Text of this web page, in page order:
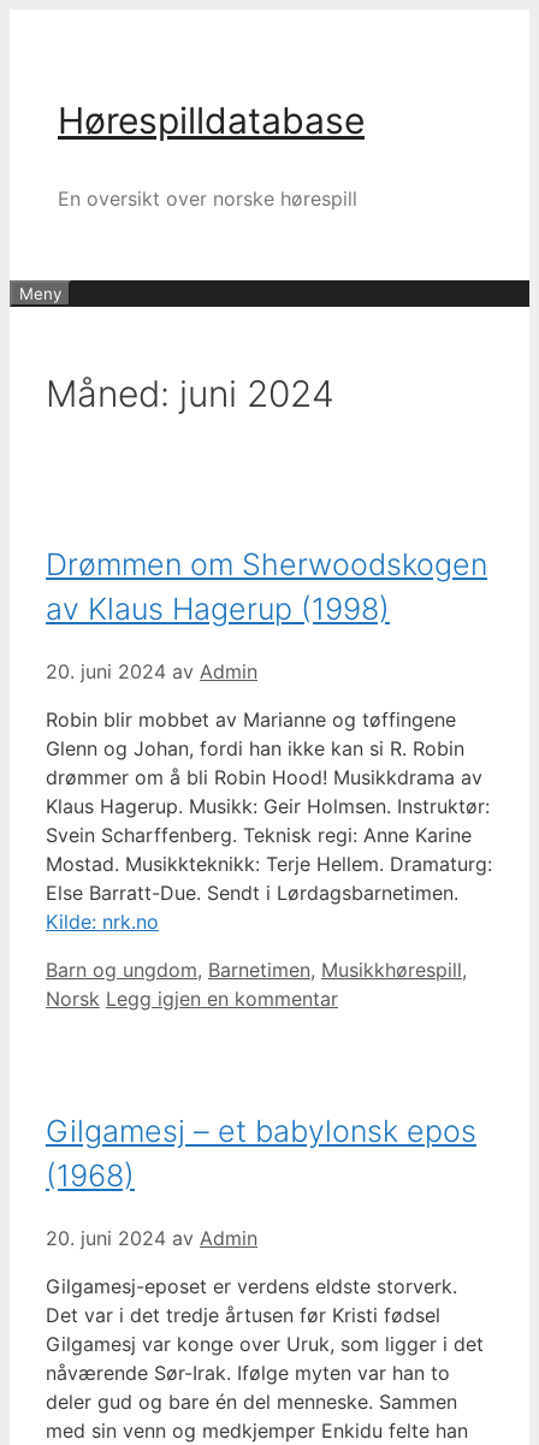
Hørespilldatabase
En oversikt over norske hørespill
Meny
Måned: juni 2024
Drømmen om Sherwoodskogen
av Klaus Hagerup (1998)
20. juni 2024 av Admin
Robin blir mobbet av Marianne og tøffingene
Glenn og Johan, fordi han ikke kan si R. Robin
drømmer om å bli Robin Hood! Musikkdrama av
Klaus Hagerup. Musikk: Geir Holmsen. Instruktør:
Svein Scharffenberg. Teknisk regi: Anne Karine
Mostad. Musikkteknikk: Terje Hellem. Dramaturg:
Else Barratt-Due. Sendt i Lørdagsbarnetimen.
Kilde: nrk.no
Kategorier
Barn og ungdom, Barnetimen, Musikkhørespill,
Norsk Legg igjen en kommentar
Gilgamesj – et babylonsk epos
(1968)
20. juni 2024 av Admin
Gilgamesj-eposet er verdens eldste storverk.
Det var i det tredje årtusen før Kristi fødsel
Gilgamesj var konge over Uruk, som ligger i det
nåværende Sør-Irak. Ifølge myten var han to
deler gud og bare én del menneske. Sammen
med sin venn og medkjemper Enkidu felte han